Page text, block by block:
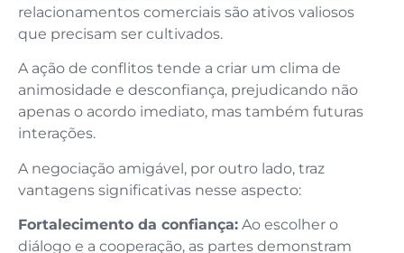
relacionamentos comerciais são ativos valiosos
que precisam ser cultivados.
A ação de conflitos tende a criar um clima de
animosidade e desconfiança, prejudicando não
apenas o acordo imediato, mas também futuras
interações.
A negociação amigável, por outro lado, traz
vantagens significativas nesse aspecto:
Fortalecimento da confiança: Ao escolher o
diálogo e a cooperação, as partes demonstram